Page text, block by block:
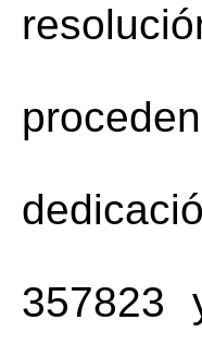
357823